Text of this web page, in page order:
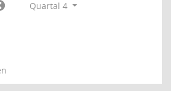
Quartal 4